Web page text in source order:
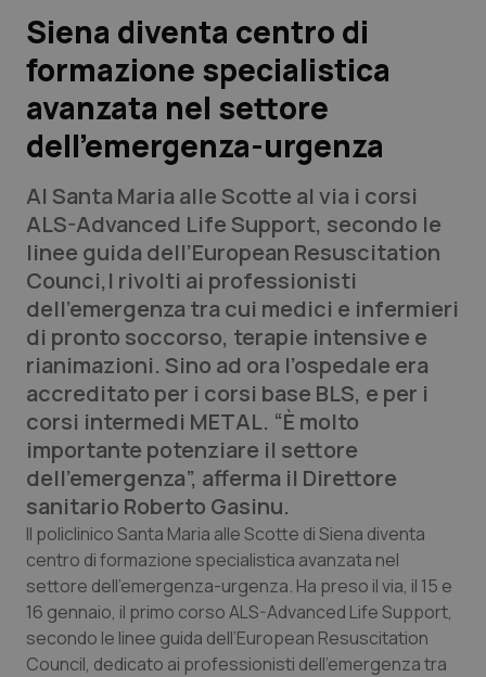
Lavoro e Professioni
Scienza e Farmaci
Studi e Analisi
Lettere al direttore
Edizioni Regionali
QS Pro
Professionisti Sanitari.AI
Abruzzo
Basilicata
Calabria
Campania
Emilia-Romagna
QS Pro Gold
Artrite & artrosi
Asma & BPCO
Car-T
Colesterolo & coronaropatie
QS Club Newsletter
Siena diventa centro di
formazione specialistica
avanzata nel settore
dell’emergenza-urgenza
Al Santa Maria alle Scotte al via i corsi
ALS-Advanced Life Support, secondo le
linee guida dell’European Resuscitation
Counci,l rivolti ai professionisti
dell’emergenza tra cui medici e infermieri
di pronto soccorso, terapie intensive e
rianimazioni. Sino ad ora l’ospedale era
accreditato per i corsi base BLS, e per i
corsi intermedi METAL. “È molto
importante potenziare il settore
dell’emergenza”, afferma il Direttore
sanitario Roberto Gasinu.
Il policlinico Santa Maria alle Scotte di Siena diventa
centro di formazione specialistica avanzata nel
settore dell’emergenza-urgenza. Ha preso il via, il 15 e
16 gennaio, il primo corso ALS-Advanced Life Support,
secondo le linee guida dell’European Resuscitation
Council, dedicato ai professionisti dell’emergenza tra